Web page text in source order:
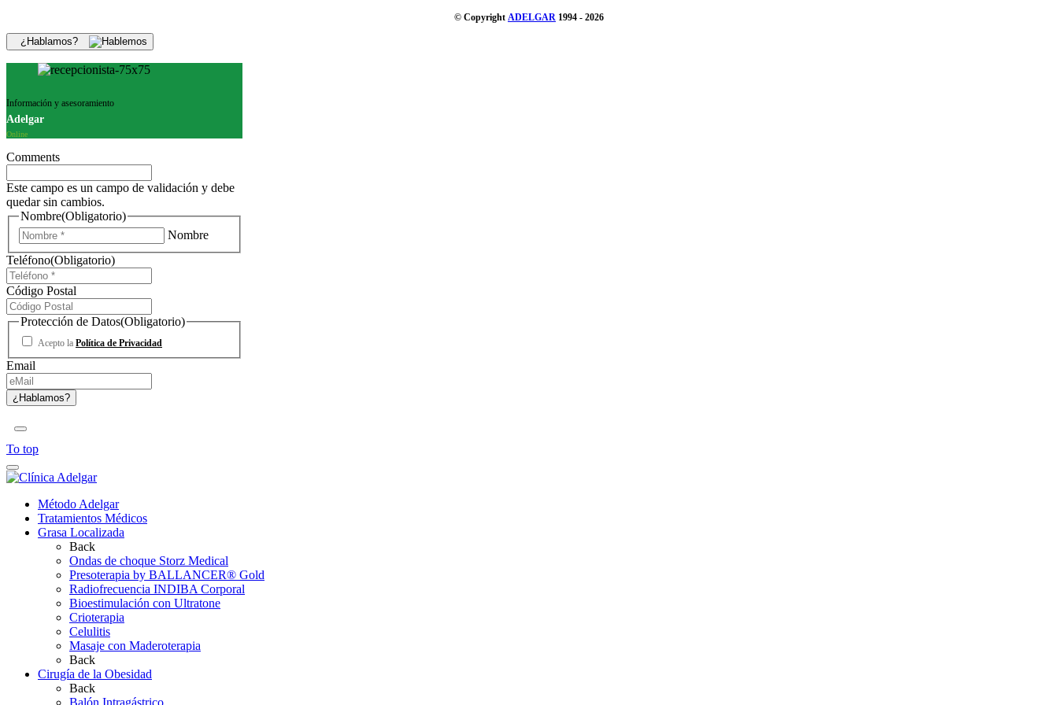
© Copyright ADELGAR 1994 - 2026
¿Hablamos?
Información y asesoramiento
Adelgar
Online
Comments
Este campo es un campo de validación y debe
quedar sin cambios.
Nombre(Obligatorio)
Nombre
Teléfono(Obligatorio)
Código Postal
Protección de Datos(Obligatorio)
Acepto la Política de Privacidad
Email
To top
Método Adelgar
Tratamientos Médicos
Grasa Localizada
Back
Ondas de choque Storz Medical
Presoterapia by BALLANCER® Gold
Radiofrecuencia INDIBA Corporal
Bioestimulación con Ultratone
Crioterapia
Celulitis
Masaje con Maderoterapia
Back
Cirugía de la Obesidad
Back
Balón Intragástrico